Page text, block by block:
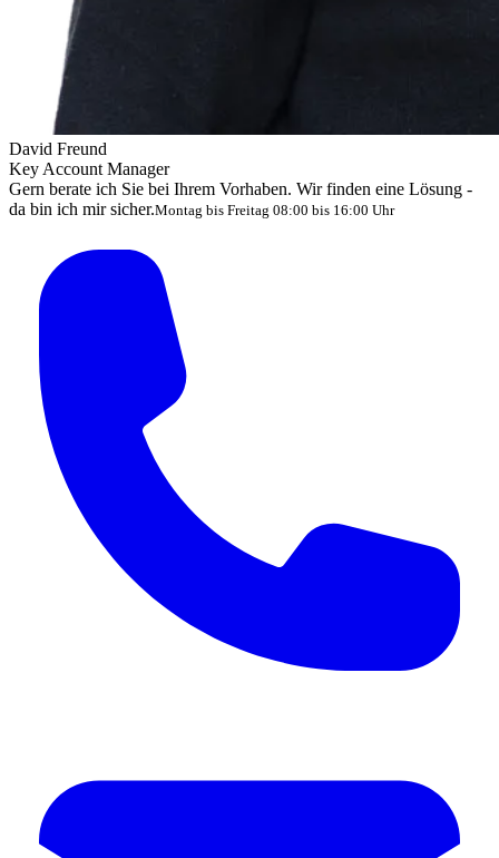
David Freund
Key Account Manager
Gern berate ich Sie bei Ihrem Vorhaben. Wir finden eine Lösung -
da bin ich mir sicher.Montag bis Freitag 08:00 bis 16:00 Uhr